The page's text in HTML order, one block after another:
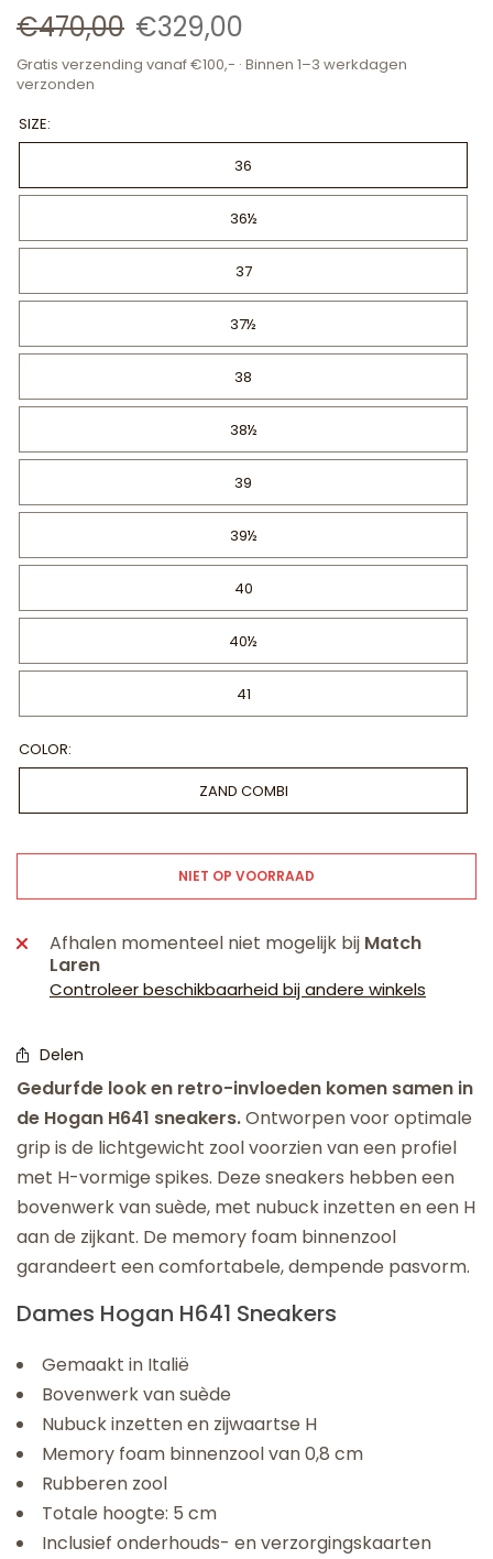
€470,00 €329,00
Gratis verzending vanaf €100,- · Binnen 1–3 werkdagen
verzonden
SIZE:
36
36½
37
37½
38
38½
39
39½
40
40½
41
COLOR:
ZAND COMBI
NIET OP VOORRAAD
Afhalen momenteel niet mogelijk bij Match
Laren
Controleer beschikbaarheid bij andere winkels
Delen
Gedurfde look en retro-invloeden komen samen in
de Hogan H641 sneakers.Ontworpen voor optimale
grip is de lichtgewicht zool voorzien van een profiel
met H-vormige spikes. Deze sneakers hebben een
bovenwerk van suède, met nubuck inzetten en een H
aan de zijkant. De memory foam binnenzool
garandeert een comfortabele, dempende pasvorm.
Dames Hogan H641 Sneakers
Gemaakt in Italië
Bovenwerk van suède
Nubuck inzetten en zijwaartse H
Memory foam binnenzool van 0,8 cm
Rubberen zool
Totale hoogte: 5 cm
Inclusief onderhouds- en verzorgingskaarten